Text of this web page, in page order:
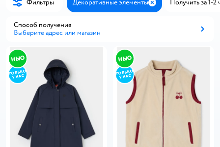
Фильтры Декоративные элементы ЗакрытьПолучить за 1-2
Способ получения
Выберите адрес или магазин